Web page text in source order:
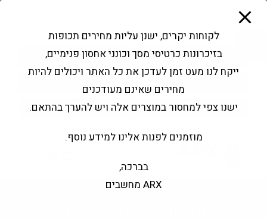
פתח סרגל נגישות
Products
search
החשבון שלי בקשה להצעה
לקוחות יקרים, ישנן עליות מחירים תכופות
בזיכרונות כרטיסי מסך וכונני אחסון פנימיים,
ייקח לנו מעט זמן לעדכן את כל האתר ויכולים להיות
מחירים שאינם מעודכנים
ישנו צפי למחסור במוצרים אלה ויש להערך בהתאם.
מוזמנים לפנות אלינו למידע נוסף.
בברכה,
ARX מחשבים